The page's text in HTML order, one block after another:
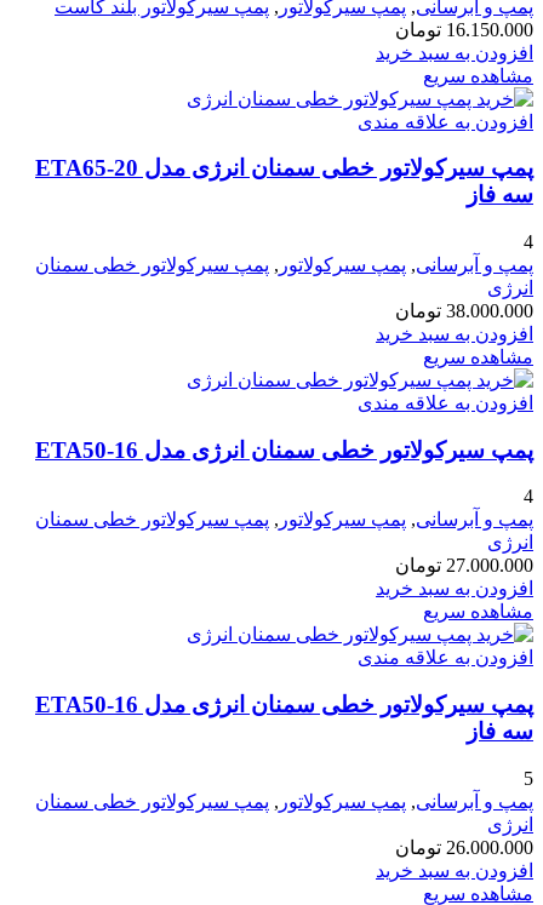
پمپ و آبرسانی, پمپ سیرکولاتور , پمپ سیرکولاتور بلند کاست
16.150.000 تومان
افزودن به سبد خرید
مشاهده سریع
افزودن به علاقه مندی
پمپ سیرکولاتور خطی سمنان انرژی مدل ETA65-20
سه فاز
4
پمپ و آبرسانی, پمپ سیرکولاتور , پمپ سیرکولاتور خطی سمنان
انرژی
38.000.000 تومان
افزودن به سبد خرید
مشاهده سریع
افزودن به علاقه مندی
پمپ سیرکولاتور خطی سمنان انرژی مدل ETA50-16
4
پمپ و آبرسانی, پمپ سیرکولاتور , پمپ سیرکولاتور خطی سمنان
انرژی
27.000.000 تومان
افزودن به سبد خرید
مشاهده سریع
افزودن به علاقه مندی
پمپ سیرکولاتور خطی سمنان انرژی مدل ETA50-16
سه فاز
5
پمپ و آبرسانی, پمپ سیرکولاتور , پمپ سیرکولاتور خطی سمنان
انرژی
26.000.000 تومان
افزودن به سبد خرید
مشاهده سریع